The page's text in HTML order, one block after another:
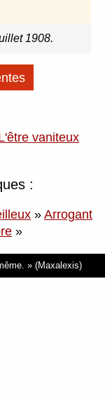
1908.
vaniteux
:
» Arrogant
»
(Maxalexis)